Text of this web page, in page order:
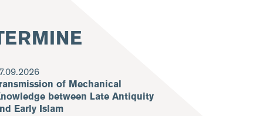
of Mechanical
between Late Antiquity
Early Islam